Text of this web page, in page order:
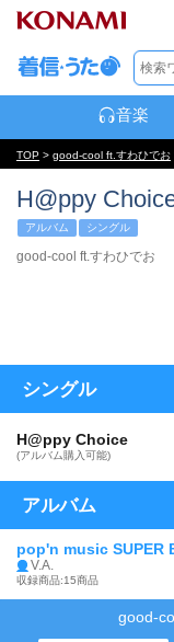
音楽
TOP > good-cool ft.すわひでお
H@ppy
アルバム シングル
good-cool ft.すわひでお
シングル
H@ppy Choice
(アルバム購入可能)
アルバム
pop'n music SUPER
V.A.
収録商品:15商品
good-